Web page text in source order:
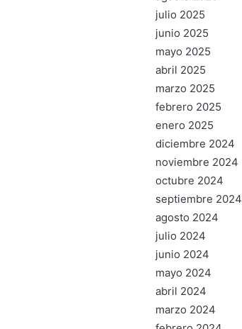
julio 2025
junio 2025
mayo 2025
abril 2025
marzo 2025
febrero 2025
enero 2025
diciembre 2024
noviembre 2024
octubre 2024
septiembre 2024
agosto 2024
julio 2024
junio 2024
mayo 2024
abril 2024
marzo 2024